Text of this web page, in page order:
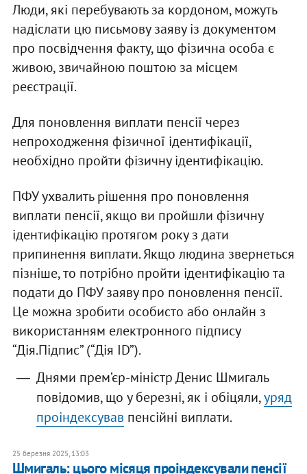
Люди, які перебувають за кордоном, можуть
надіслати цю письмову заяву із документом
про посвідчення факту, що фізична особа є
живою, звичайною поштою за місцем
реєстрації.
Для поновлення виплати пенсії через
непроходження фізичної ідентифікації,
необхідно пройти фізичну ідентифікацію.
ПФУ ухвалить рішення про поновлення
виплати пенсії, якщо ви пройшли фізичну
ідентифікацію протягом року з дати
припинення виплати. Якщо людина звернеться
пізніше, то потрібно пройти ідентифікацію та
подати до ПФУ заяву про поновлення пенсії.
Це можна зробити особисто або онлайн з
використанням електронного підпису
“Дія.Підпис” (“Дія ID”).
Днями прем’єр-міністр Денис Шмигаль
повідомив, що у березні, як і обіцяли,уряд
проіндексував пенсійні виплати.
25 березня 2025, 13:03
Шмигаль: цього місяця проіндексували пенсії